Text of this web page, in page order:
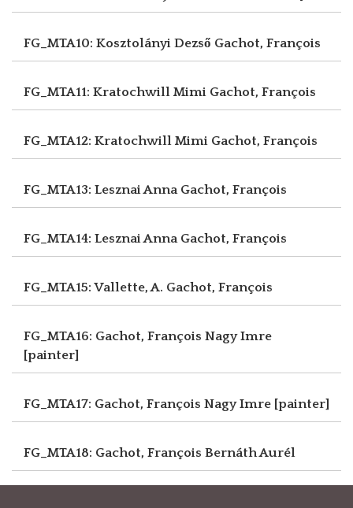
FG_MTA10: Kosztolányi Dezső Gachot, François
FG_MTA11: Kratochwill Mimi Gachot, François
FG_MTA12: Kratochwill Mimi Gachot, François
FG_MTA13: Lesznai Anna Gachot, François
FG_MTA14: Lesznai Anna Gachot, François
FG_MTA15: Vallette, A. Gachot, François
FG_MTA16: Gachot, François Nagy Imre
[painter]
FG_MTA17: Gachot, François Nagy Imre [painter]
FG_MTA18: Gachot, François Bernáth Aurél